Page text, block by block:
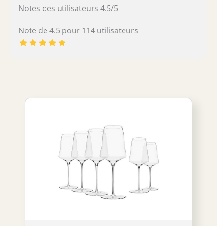
Notes des utilisateurs 4.5/5
Note de 4.5 pour 114 utilisateurs